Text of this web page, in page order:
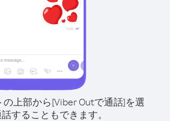
の上部から[Viber Outで通話]を選
することもできます。